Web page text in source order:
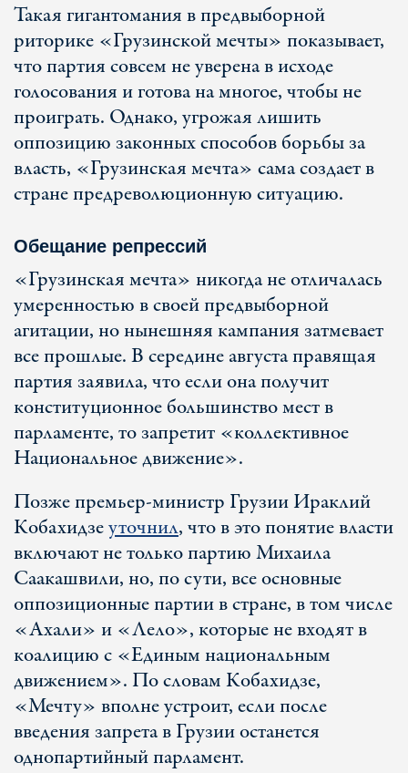
Такая гигантомания в предвыборной
риторике «Грузинской мечты» показывает,
что партия совсем не уверена в исходе
голосования и готова на многое, чтобы не
проиграть. Однако, угрожая лишить
оппозицию законных способов борьбы за
власть, «Грузинская мечта» сама создает в
стране предреволюционную ситуацию.
Обещание репрессий
«Грузинская мечта» никогда не отличалась
умеренностью в своей предвыборной
агитации, но нынешняя кампания затмевает
все прошлые. В середине августа правящая
партия заявила, что если она получит
конституционное большинство мест в
парламенте, то запретит «коллективное
Национальное движение».
Позже премьер-министр Грузии Ираклий
Кобахидзеуточнил, что в это понятие власти
включают не только партию Михаила
Саакашвили, но, по сути, все основные
оппозиционные партии в стране, в том числе
«Ахали» и «Лело», которые не входят в
коалицию с «Единым национальным
движением». По словам Кобахидзе,
«Мечту» вполне устроит, если после
введения запрета в Грузии останется
однопартийный парламент.